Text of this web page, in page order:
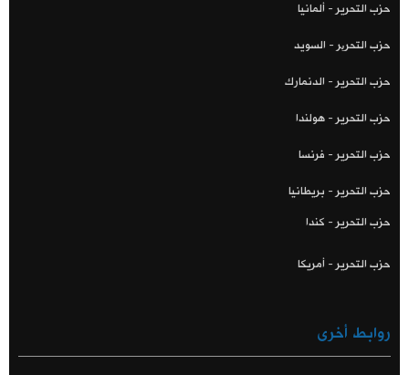
حزب التحرير - ألمانيا
حزب التحریر - السويد
حزب التحرير - الدنمارك
حزب التحرير - هولندا
حزب التحرير - فرنسا
حزب التحرير - بريطانيا
حزب التحرير - كندا
حزب التحرير - أمريكا
روابط أخرى